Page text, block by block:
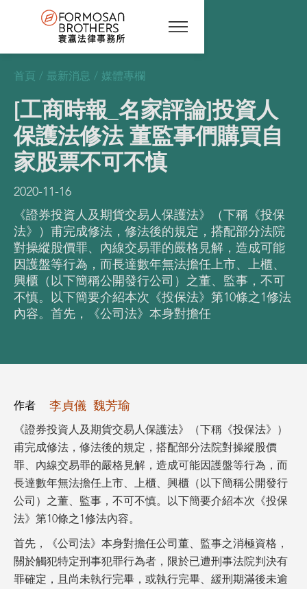
首頁 / 最新消息 / 媒體專欄
[工商時報_名家評論]投資人
保護法修法 董監事們購買自
家股票不可不慎
2020-11-16
《證券投資人及期貨交易人保護法》（下稱《投保
法》）甫完成修法，修法後的規定，搭配部分法院
對操縱股價罪、內線交易罪的嚴格見解，造成可能
因護盤等行為，而長達數年無法擔任上市、上櫃、
興櫃（以下簡稱公開發行公司）之董、監事，不可
不慎。以下簡要介紹本次《投保法》第10條之1修法
內容。首先，《公司法》本身對擔任
作者 李貞儀 魏芳瑜
《證券投資人及期貨交易人保護法》（下稱《投保法》）
甫完成修法，修法後的規定，搭配部分法院對操縱股價
罪、內線交易罪的嚴格見解，造成可能因護盤等行為，而
長達數年無法擔任上市、上櫃、興櫃（以下簡稱公開發行
公司）之董、監事，不可不慎。以下簡要介紹本次《投保
法》第10條之1修法內容。
首先，《公司法》本身對擔任公司董、監事之消極資格，
關於觸犯特定刑事犯罪行為者，限於已遭刑事法院判決有
罪確定，且尚未執行完畢，或執行完畢、緩刑期滿後未逾